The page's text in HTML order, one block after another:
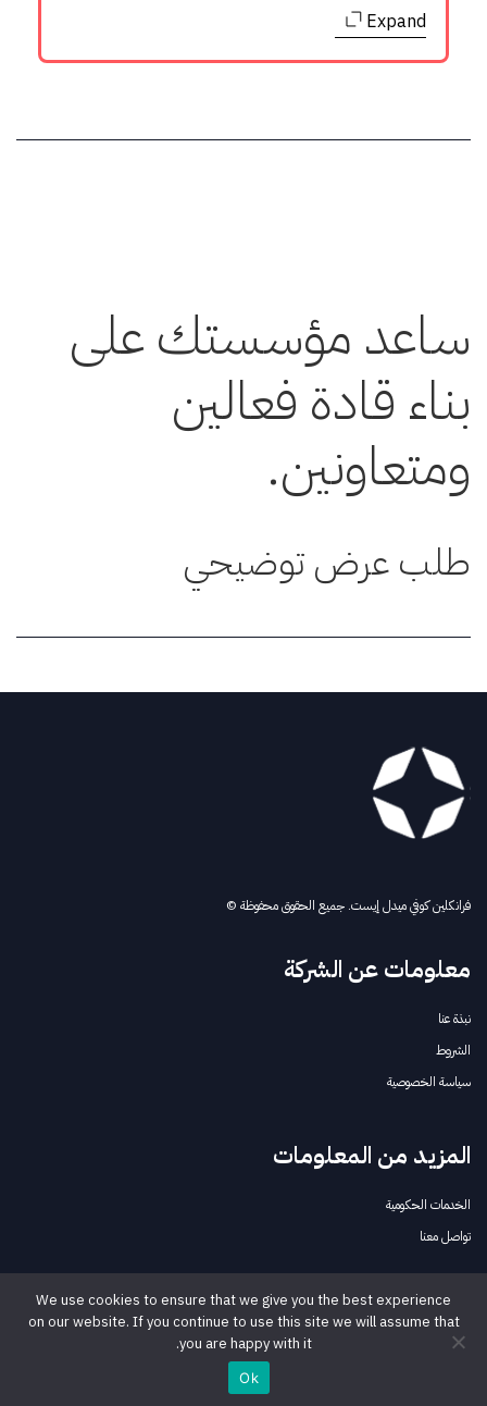
Expand
ساعد مؤسستك على
بناء قادة فعالين
ومتعاونين.
طلب عرض توضيحي
فرانكلين كوفي ميدل إيست. جميع الحقوق محفوظة ©
معلومات عن الشركة
نبذة عنا
الشروط
سياسة الخصوصية
المزيد من المعلومات
الخدمات الحكومية
تواصل معنا
تابعنا
We use cookies to ensure that we give you the best experience
on our website. If you continue to use this site we will assume that
you are happy with it.
Ok